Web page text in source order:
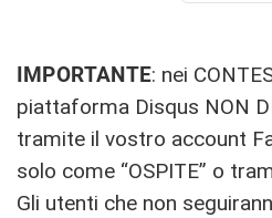
IMPORTANTE: nei
piattaforma Disqus NON
tramite il vostro account
solo come “OSPITE” o
Gli utenti che non